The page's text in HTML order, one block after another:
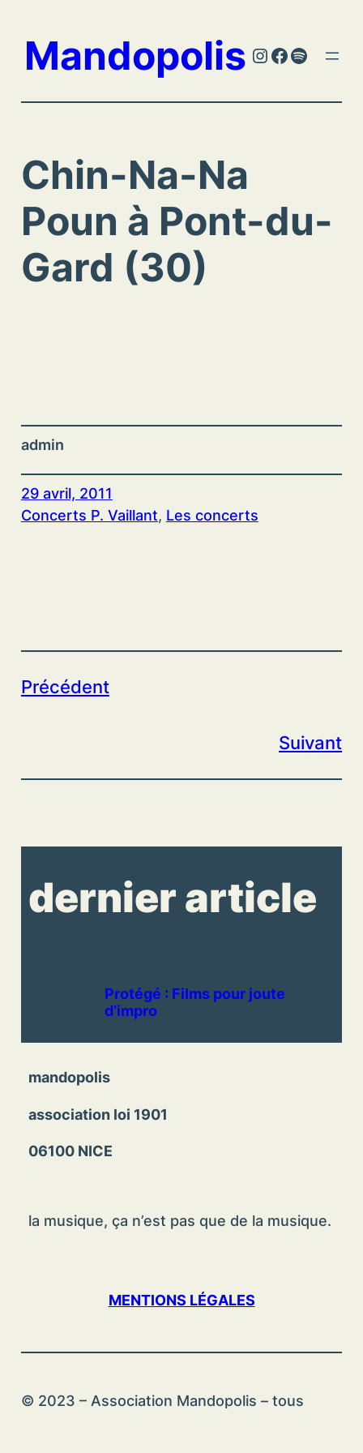
contenu
Mandopolis Instagram
Facebook
Spotify
Chin-Na-Na
Poun à Pont-du-
Gard (30)
admin
29 avril, 2011
Concerts P. Vaillant, Les concerts
Précédent
Suivant
dernier article
Protégé : Films pour joute
d’impro
mandopolis
association loi 1901
06100 NICE
la musique, ça n’est pas que de la musique.
MENTIONS LÉGALES
© 2023 – Association Mandopolis – tous